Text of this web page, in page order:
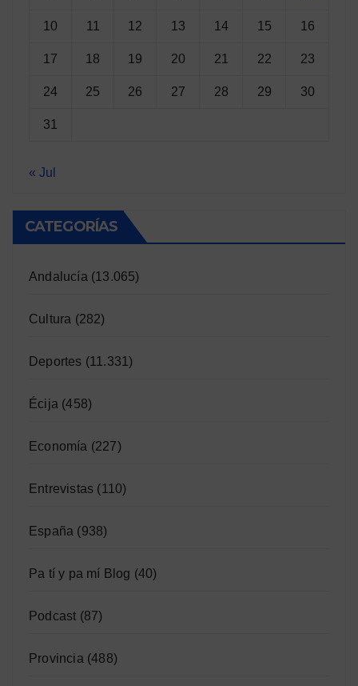
10 11 12 13 14 15 16
17 18 19 20 21 22 23
24 25 26 27 28 29 30
31
« Jul
CATEGORÍAS
Andalucía (13.065)
Cultura (282)
Deportes (11.331)
Écija (458)
Economía (227)
Entrevistas (110)
España (938)
Pa tí y pa mí Blog (40)
Podcast (87)
Provincia (488)